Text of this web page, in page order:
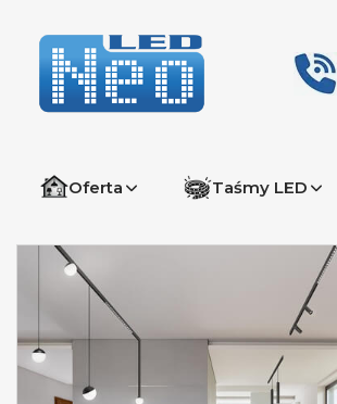
Oferta Taśmy LED